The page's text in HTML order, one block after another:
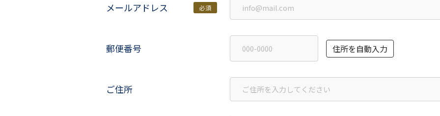
メールアドレス 必須
郵便番号 住所を自動入力
ご住所